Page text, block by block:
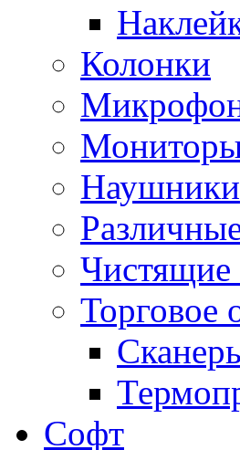
Колонки
Наушники
Чистящие
Торговое
Софт